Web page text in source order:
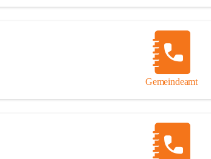
Gemeindeamt